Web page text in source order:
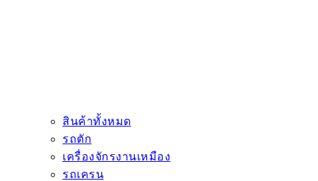
สินค้าทั้งหมด
รถตัก
เครื่องจักรงานเหมือง
รถเครน